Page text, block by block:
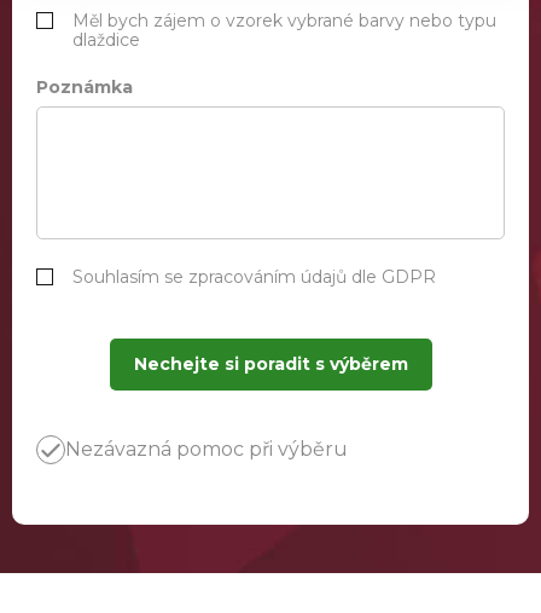
Měl bych zájem o vzorek vybrané barvy nebo typu
dlaždice
Poznámka
Souhlasím se zpracováním údajů dle GDPR
Nechejte si poradit s výběrem
Nezávazná pomoc při výběru